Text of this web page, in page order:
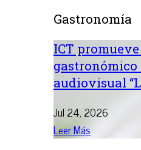
Gastronomía
ICT
gastronómico
audiovisual
Jul 24, 2026
Leer Más